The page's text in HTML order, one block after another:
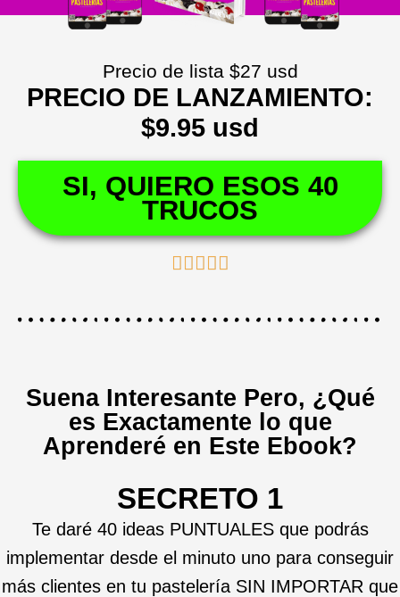
Precio de lista $27 usd
PRECIO DE LANZAMIENTO:
$9.95 usd
SI, QUIERO ESOS 40
TRUCOS

de
Suena Interesante Pero, ¿Qué
es Exactamente lo que
Aprenderé en Este Ebook?
SECRETO 1
Te daré 40 ideas PUNTUALES que podrás
implementar desde el minuto uno para conseguir
más clientes en tu pastelería SIN IMPORTAR que